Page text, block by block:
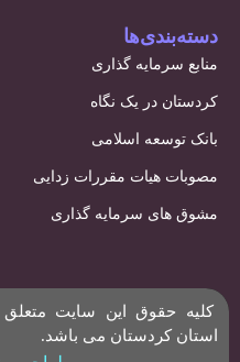
دسته‌بندی‌ها
منابع سرمایه گذاری
کردستان در یک نگاه
بانک توسعه اسلامی
مصوبات هیات مقررات زدایی
مشوق های سرمایه گذاری
کلیه حقوق این سایت
استان کردستان می باشد.